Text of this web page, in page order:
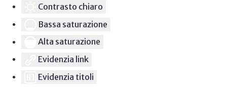
Contrasto chiaro
Bassa saturazione
Alta saturazione
Evidenzia link
Evidenzia titoli